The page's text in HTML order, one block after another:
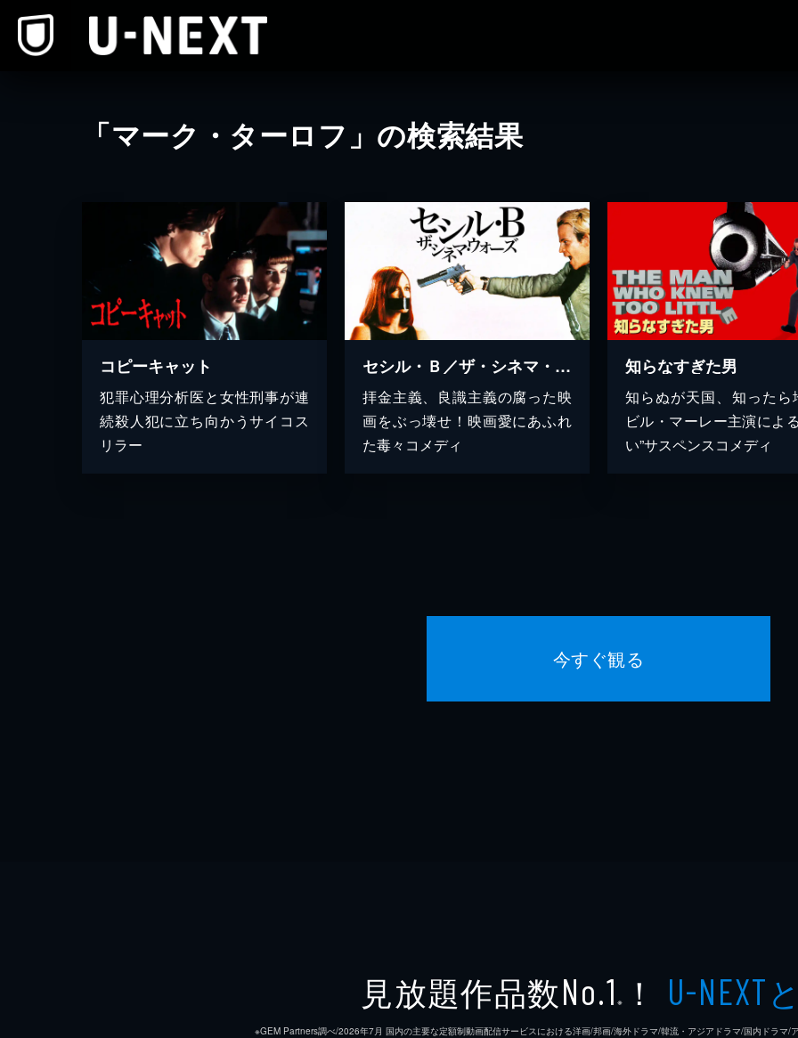
「マーク・ターロフ」の検索結果
コピーキャット
犯罪心理分析医と女性刑事が連
続殺人犯に立ち向かうサイコス
リラー
セシル・Ｂ／ザ・シネマ・ウォーズ
拝金主義、良識主義の腐った映
画をぶっ壊せ！映画愛にあふれ
た毒々コメディ
知らなすぎた男
知らぬが天国、知ったら
ビル・マーレー主演によ
い”サスペンスコメディ
今すぐ観る
見放題作品数No.1 ※ ！ U-NEXT
※GEM Partners調べ/2026年7⽉ 国内の主要な定額制動画配信サービスにおける洋画/邦画/海外ドラマ/韓流・アジアドラマ/国内ドラマ/